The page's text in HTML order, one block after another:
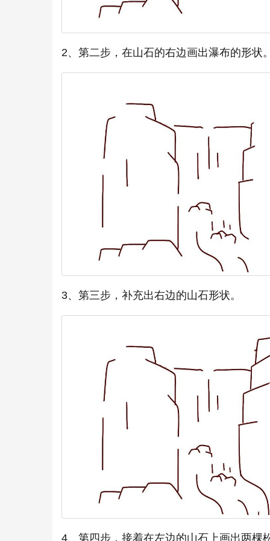
2、第二步，在山石的右边画出瀑布的形状
3、第三步，补充出右边的山石形状。
4、第四步，接着在左边的山石上画出两棵